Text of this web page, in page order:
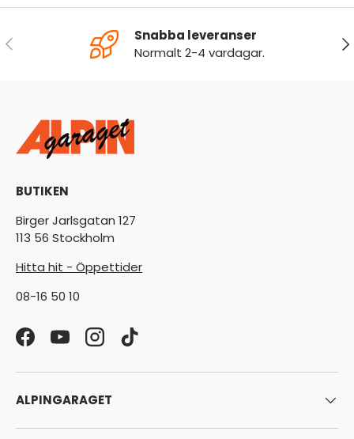
FÖREGÅENDE
Snabba leveranser
Normalt 2-4 vardagar.
BUTIKEN
Birger Jarlsgatan 127
113 56 Stockholm
Hitta hit - Öppettider
08-16 50 10
FacebookYouTubeInstagram
TikTok
ALPINGARAGET